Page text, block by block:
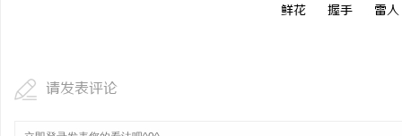
鲜花 握手 雷人
请发表评论